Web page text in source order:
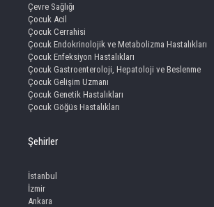
Çevre Sağlığı
Çocuk Acil
Çocuk Cerrahisi
Çocuk Endokrinolojik ve Metabolizma Hastalıkları
Çocuk Enfeksiyon Hastalıkları
Çocuk Gastroenteroloji, Hepatoloji ve Beslenme
Çocuk Gelişim Uzmanı
Çocuk Genetik Hastalıkları
Çocuk Göğüs Hastalıkları
Şehirler
İstanbul
İzmir
Ankara